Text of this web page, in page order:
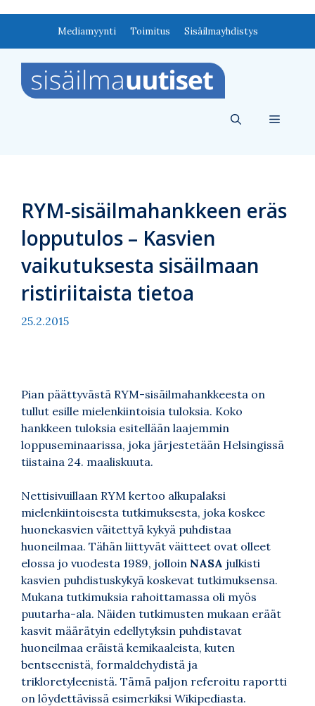
Mediamyynti Toimitus Sisäilmayhdistys
Valikko
RYM-sisäilmahankkeen eräs
lopputulos – Kasvien
vaikutuksesta sisäilmaan
ristiriitaista tietoa
25.2.2015
Pian päättyvästä RYM-sisäilmahankkeesta on
tullut esille mielenkiintoisia tuloksia. Koko
hankkeen tuloksia esitellään laajemmin
loppuseminaarissa, joka järjestetään Helsingissä
tiistaina 24. maaliskuuta.
Nettisivuillaan RYM kertoo alkupalaksi
mielenkiintoisesta tutkimuksesta, joka koskee
huonekasvien väitettyä kykyä puhdistaa
huoneilmaa. Tähän liittyvät väitteet ovat olleet
elossa jo vuodesta 1989, jolloin NASA julkisti
kasvien puhdistuskykyä koskevat tutkimuksensa.
Mukana tutkimuksia rahoittamassa oli myös
puutarha-ala. Näiden tutkimusten mukaan eräät
kasvit määrätyin edellytyksin puhdistavat
huoneilmaa eräistä kemikaaleista, kuten
bentseenistä, formaldehydistä ja
trikloretyleenistä. Tämä paljon referoitu raportti
on löydettävissä esimerkiksi Wikipediasta.